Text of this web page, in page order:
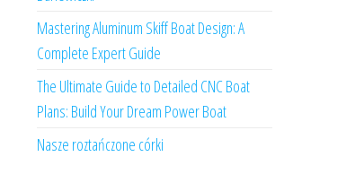
Mastering Aluminum Skiff Boat Design: A
Complete Expert Guide
The Ultimate Guide to Detailed CNC Boat
Plans: Build Your Dream Power Boat
Nasze roztańczone córki